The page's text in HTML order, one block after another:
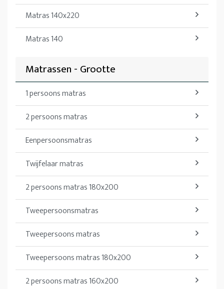
Matras 140x220
Matras 140
Matrassen - Grootte
1 persoons matras
2 persoons matras
Eenpersoonsmatras
Twijfelaar matras
2 persoons matras 180x200
Tweepersoonsmatras
Tweepersoons matras
Tweepersoons matras 180x200
2 persoons matras 160x200